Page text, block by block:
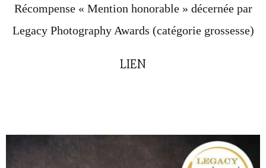
Récompense « Mention honorable » décernée par
Legacy Photography Awards (catégorie grossesse)
LIEN